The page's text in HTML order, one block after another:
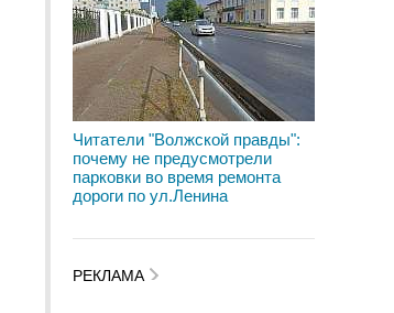
Читатели "Волжской правды":
почему не предусмотрели
парковки во время ремонта
дороги по ул.Ленина
РЕКЛАМА